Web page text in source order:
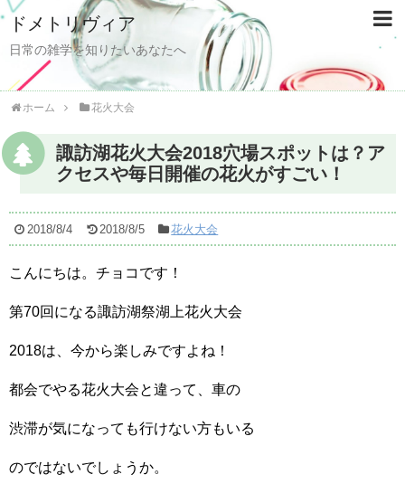
ドメトリヴィア
日常の雑学を知りたいあなたへ
ホーム 花火大会
諏訪湖花火大会2018穴場スポットは？ア
クセスや毎日開催の花火がすごい！
2018/8/4 2018/8/5 花火大会
こんにちは。チョコです！
第70回になる諏訪湖祭湖上花火大会
2018は、今から楽しみですよね！
都会でやる花火大会と違って、車の
渋滞が気になっても行けない方もいる
のではないでしょうか。